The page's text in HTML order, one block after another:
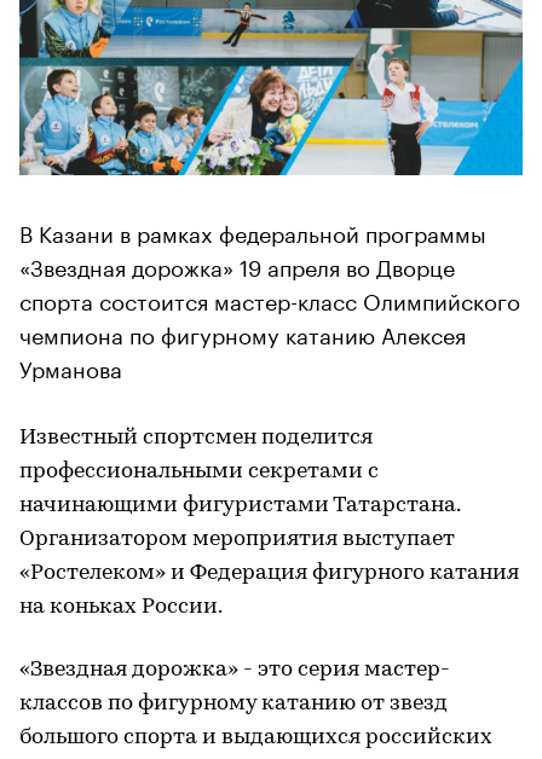
В Казани в рамках федеральной программы
«Звездная дорожка» 19 апреля во Дворце
спорта состоится мастер-класс Олимпийского
чемпиона по фигурному катанию Алексея
Урманова
Известный спортсмен поделится
профессиональными секретами с
начинающими фигуристами Татарстана.
Организатором мероприятия выступает
«Ростелеком» и Федерация фигурного катания
на коньках России.
«Звездная дорожка» - это серия мастер-
классов по фигурному катанию от звезд
большого спорта и выдающихся российских